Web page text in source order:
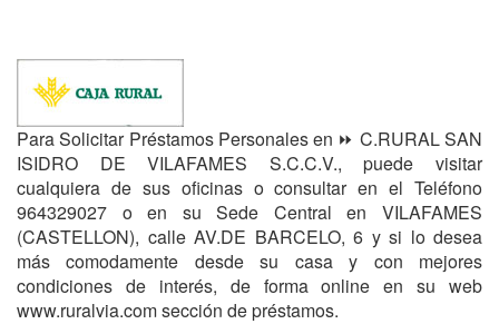
Para Solicitar Préstamos Personales en ⏩ C.RURAL SAN
ISIDRO DE VILAFAMES S.C.C.V., puede visitar
cualquiera de sus oficinas o consultar en el Teléfono
964329027 o en su Sede Central en VILAFAMES
(CASTELLON), calle AV.DE BARCELO, 6 y si lo desea
más comodamente desde su casa y con mejores
condiciones de interés, de forma online en su web
www.ruralvia.com sección de préstamos.